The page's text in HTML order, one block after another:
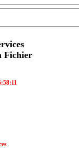
Fichier